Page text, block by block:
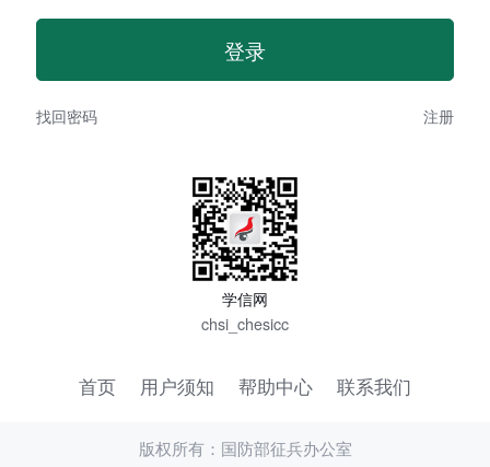
找回密码 注册
学信网
chsi_chesicc
首页 用户须知 帮助中心 联系我们
版权所有：国防部征兵办公室